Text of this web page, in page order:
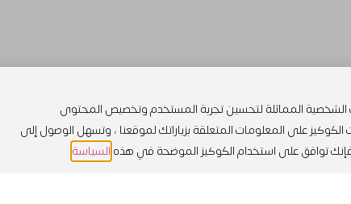
الشخصية المماثلة لتحسين تجربة المستخدم وتخصيص المحتوى
على المعلومات المتعلقة بزياراتك لموقعنا ، وتسهل الوصول إلى
توافق على استخدام الكوكيز الموضحة في هذه السياسة